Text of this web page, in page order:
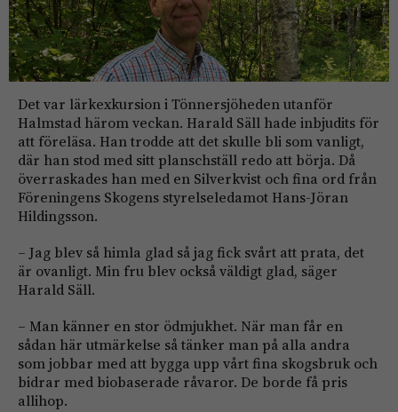
Det var lärkexkursion i Tönnersjöheden utanför
Halmstad härom veckan. Harald Säll hade inbjudits för
att föreläsa. Han trodde att det skulle bli som vanligt,
där han stod med sitt planschställ redo att börja. Då
överraskades han med en Silverkvist och fina ord från
Föreningens Skogens styrelseledamot Hans-Jöran
Hildingsson.
– Jag blev så himla glad så jag fick svårt att prata, det
är ovanligt. Min fru blev också väldigt glad, säger
Harald Säll.
– Man känner en stor ödmjukhet. När man får en
sådan här utmärkelse så tänker man på alla andra
som jobbar med att bygga upp vårt fina skogsbruk och
bidrar med biobaserade råvaror. De borde få pris
allihop.